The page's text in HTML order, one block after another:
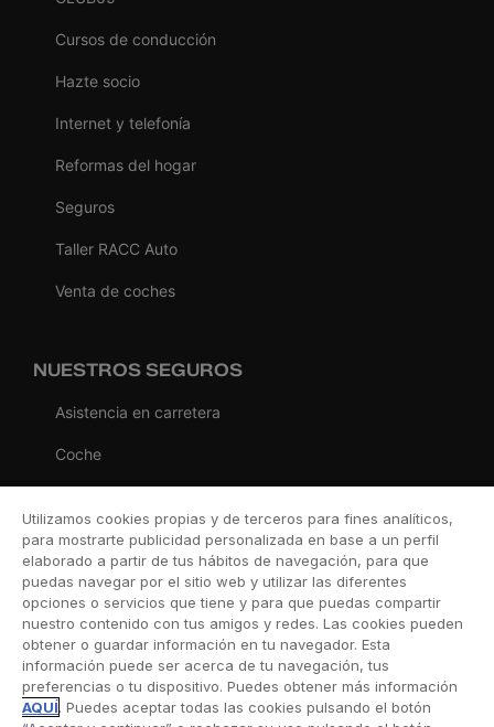
Cursos de conducción
Hazte socio
Internet y telefonía
Reformas del hogar
Seguros
Taller RACC Auto
Venta de coches
NUESTROS SEGUROS
Asistencia en carretera
Coche
Viaje
Hogar
Vida
Decesos
Dental
Utilizamos cookies propias y de terceros para fines analíticos,
para mostrarte publicidad personalizada en base a un perfil
elaborado a partir de tus hábitos de navegación, para que
puedas navegar por el sitio web y utilizar las diferentes
opciones o servicios que tiene y para que puedas compartir
nuestro contenido con tus amigos y redes. Las cookies pueden
obtener o guardar información en tu navegador. Esta
información puede ser acerca de tu navegación, tus
preferencias o tu dispositivo. Puedes obtener más información
AQUÍ. Puedes aceptar todas las cookies pulsando el botón